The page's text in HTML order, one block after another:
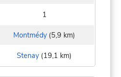
1
Montmédy (5,9 km)
Stenay (19,1 km)